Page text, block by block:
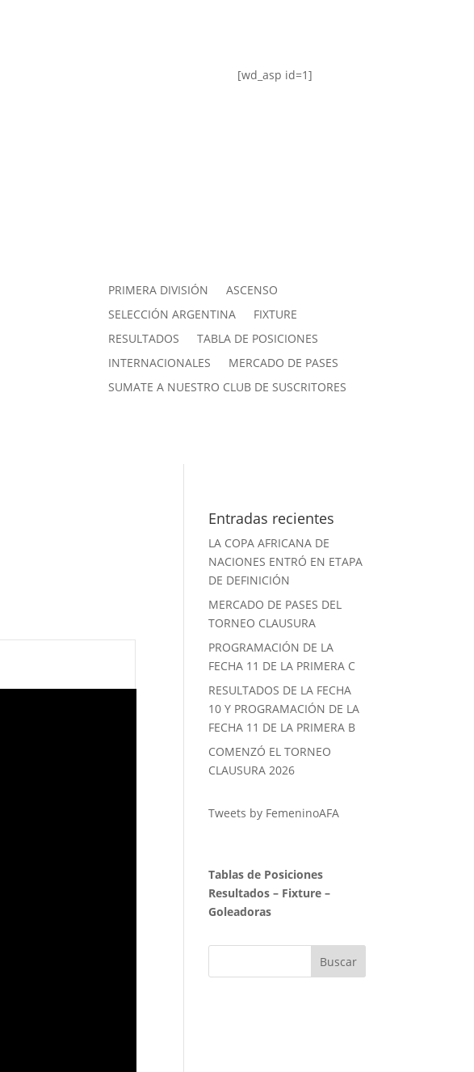
[wd_asp id=1]
PRIMERA DIVISIÓN
ASCENSO
SELECCIÓN ARGENTINA
FIXTURE
RESULTADOS
TABLA DE POSICIONES
INTERNACIONALES
MERCADO DE PASES
SUMATE A NUESTRO CLUB DE SUSCRITORES
Entradas recientes
LA COPA AFRICANA DE
NACIONES ENTRÓ EN ETAPA
DE DEFINICIÓN
MERCADO DE PASES DEL
TORNEO CLAUSURA
PROGRAMACIÓN DE LA
FECHA 11 DE LA PRIMERA C
RESULTADOS DE LA FECHA
10 Y PROGRAMACIÓN DE LA
FECHA 11 DE LA PRIMERA B
COMENZÓ EL TORNEO
CLAUSURA 2026
Tweets by FemeninoAFA
Tablas de Posiciones
Resultados – Fixture –
Goleadoras